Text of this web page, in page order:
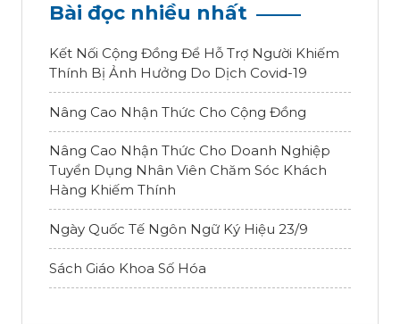
Bài đọc nhiều nhất
Kết Nối Cộng Đồng Để Hỗ Trợ Người Khiếm
Thính Bị Ảnh Hưởng Do Dịch Covid-19
Nâng Cao Nhận Thức Cho Cộng Đồng
Nâng Cao Nhận Thức Cho Doanh Nghiệp
Tuyển Dụng Nhân Viên Chăm Sóc Khách
Hàng Khiếm Thính
Ngày Quốc Tế Ngôn Ngữ Ký Hiệu 23/9
Sách Giáo Khoa Số Hóa